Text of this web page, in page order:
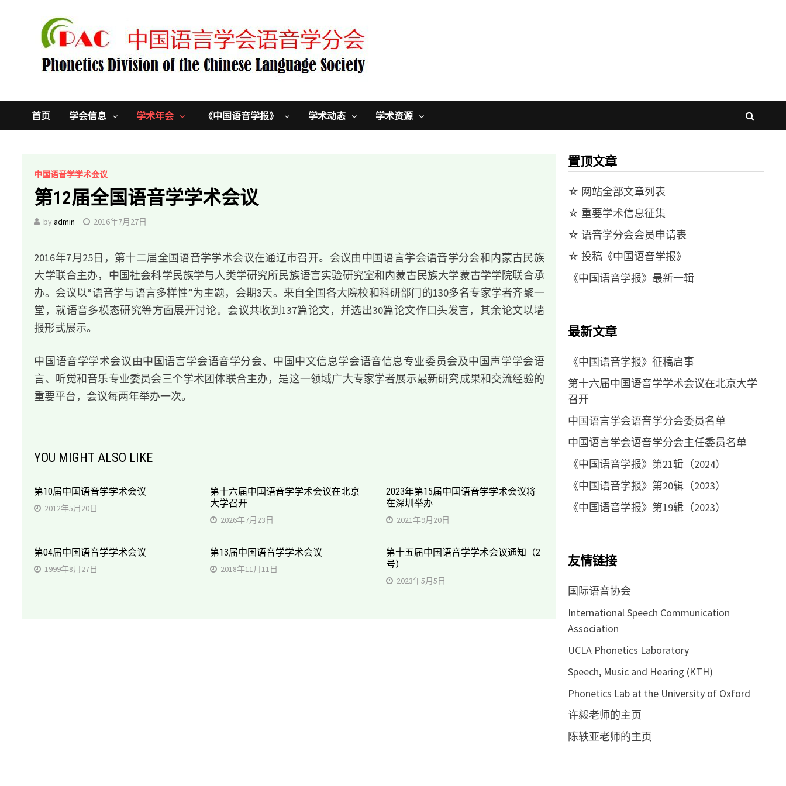
首页 学会信息 学术年会 《中国语音学报》 学术动态 学术资源
中国语音学学术会议
第12届全国语音学学术会议
byadmin 2016年7月27日
2016年7月25日，第十二届全国语音学学术会议在通辽市召开。会议由中国语言学会语音学分会和内蒙古民族
大学联合主办，中国社会科学民族学与人类学研究所民族语言实验研究室和内蒙古民族大学蒙古学学院联合承
办。会议以“语音学与语言多样性”为主题，会期3天。来自全国各大院校和科研部门的130多名专家学者齐聚一
堂，就语音多模态研究等方面展开讨论。会议共收到137篇论文，并选出30篇论文作口头发言，其余论文以墙
报形式展示。
中国语音学学术会议由中国语言学会语音学分会、中国中文信息学会语音信息专业委员会及中国声学学会语
言、听觉和音乐专业委员会三个学术团体联合主办，是这一领域广大专家学者展示最新研究成果和交流经验的
重要平台，会议每两年举办一次。
YOU MIGHT ALSO LIKE
第10届中国语音学学术会议
2012年5月20日
第十六届中国语音学学术会议在北京
大学召开
2026年7月23日
2023年第15届中国语音学学术会议将
在深圳举办
2021年9月20日
第04届中国语音学学术会议
1999年8月27日
第13届中国语音学学术会议
2018年11月11日
第十五届中国语音学学术会议通知（2
号）
2023年5月5日
置顶文章
☆ 网站全部文章列表
☆ 重要学术信息征集
☆ 语音学分会会员申请表
☆ 投稿《中国语音学报》
《中国语音学报》最新一辑
最新文章
《中国语音学报》征稿启事
第十六届中国语音学学术会议在北京大学
召开
中国语言学会语音学分会委员名单
中国语言学会语音学分会主任委员名单
《中国语音学报》第21辑（2024）
《中国语音学报》第20辑（2023）
《中国语音学报》第19辑（2023）
友情链接
国际语音协会
International Speech Communication
Association
UCLA Phonetics Laboratory
Speech, Music and Hearing (KTH)
Phonetics Lab at the University of Oxford
许毅老师的主页
陈轶亚老师的主页